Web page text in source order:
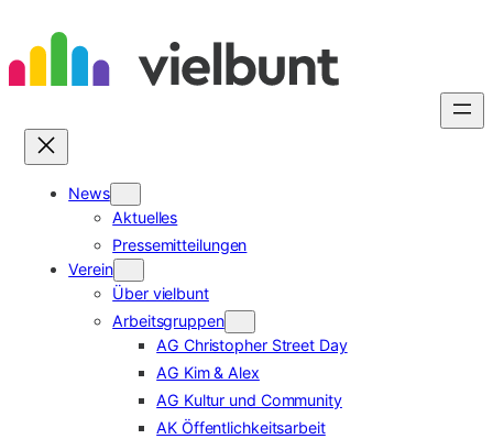
Inhalt
springen
News
Aktuelles
Pressemitteilungen
Verein
Über vielbunt
Arbeitsgruppen
AG Christopher Street Day
AG Kim & Alex
AG Kultur und Community
AK Öffentlichkeitsarbeit